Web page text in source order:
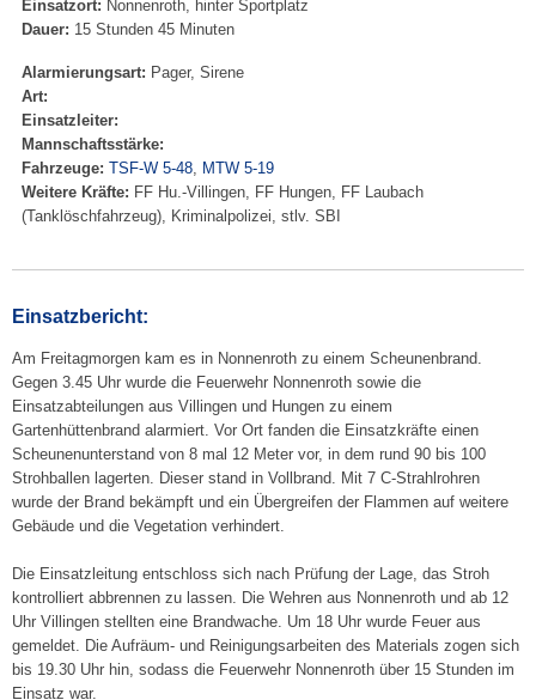
Einsatzort: Nonnenroth, hinter Sportplatz
Dauer: 15 Stunden 45 Minuten
Alarmierungsart: Pager, Sirene
Art:
Einsatzleiter:
Mannschaftsstärke:
Fahrzeuge: TSF-W 5-48, MTW 5-19
Weitere Kräfte: FF Hu.-Villingen, FF Hungen, FF Laubach
(Tanklöschfahrzeug), Kriminalpolizei, stlv. SBI
Einsatzbericht:
Am Freitagmorgen kam es in Nonnenroth zu einem Scheunenbrand.
Gegen 3.45 Uhr wurde die Feuerwehr Nonnenroth sowie die
Einsatzabteilungen aus Villingen und Hungen zu einem
Gartenhüttenbrand alarmiert. Vor Ort fanden die Einsatzkräfte einen
Scheunenunterstand von 8 mal 12 Meter vor, in dem rund 90 bis 100
Strohballen lagerten. Dieser stand in Vollbrand. Mit 7 C-Strahlrohren
wurde der Brand bekämpft und ein Übergreifen der Flammen auf weitere
Gebäude und die Vegetation verhindert.
Die Einsatzleitung entschloss sich nach Prüfung der Lage, das Stroh
kontrolliert abbrennen zu lassen. Die Wehren aus Nonnenroth und ab 12
Uhr Villingen stellten eine Brandwache. Um 18 Uhr wurde Feuer aus
gemeldet. Die Aufräum- und Reinigungsarbeiten des Materials zogen sich
bis 19.30 Uhr hin, sodass die Feuerwehr Nonnenroth über 15 Stunden im
Einsatz war.